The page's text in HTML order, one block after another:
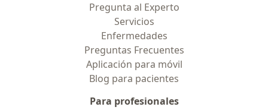
Pregunta al Experto
Servicios
Enfermedades
Preguntas Frecuentes
Aplicación para móvil
Blog para pacientes
Para profesionales